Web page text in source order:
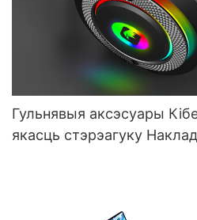
Гульнявыя аксэсуары
якасць стэрэагуку